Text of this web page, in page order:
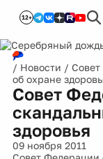
12+
/ Новости /
об охране
Совет
здоровья
09 ноября 2011